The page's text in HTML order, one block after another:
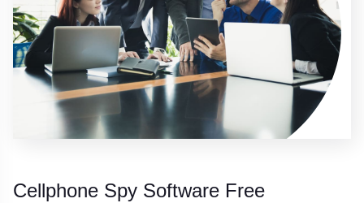
Cellphone Spy Software Free